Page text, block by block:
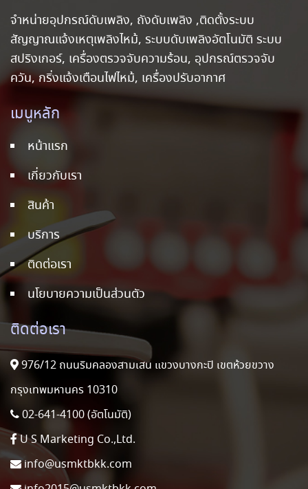
จำหน่ายอุปกรณ์ดับเพลิง, ถังดับเพลิง ,ติดตั้งระบบ
สัญญาณแจ้งเหตุเพลิงไหม้, ระบบดับเพลิงอัตโนมัติ ระบบ
สปริงเกอร์, เครื่องตรวจจับความร้อน, อุปกรณ์ตรวจจับ
ควัน, กริ่งแจ้งเตือนไฟไหม้, เครื่องปรับอากาศ
เมนูหลัก
หน้าแรก
เกี่ยวกับเรา
สินค้า
บริการ
ติดต่อเรา
นโยบายความเป็นส่วนตัว
ติดต่อเรา
976/12 ถนนริมคลองสามเสน แขวงบางกะปิ เขตห้วยขวาง
กรุงเทพมหานคร 10310
02-641-4100 (อัตโนมัติ)
U S Marketing Co.,Ltd.
info@usmktbkk.com